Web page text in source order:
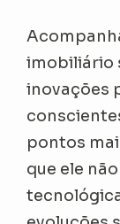
imobiliário
inovações
pontos
que ele